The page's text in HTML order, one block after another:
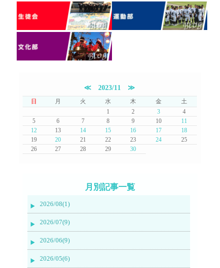
≪ 2023/11 ≫
日 月 火 水 木 金
土
1
2 3
4
5
6 7 8 9 10
11
12
13 14 15 16 17
18
19
20 21 22 23 24
25
26
27 28 29 30
月別記事一覧
2026/08(1)
2026/07(9)
2026/06(9)
2026/05(6)